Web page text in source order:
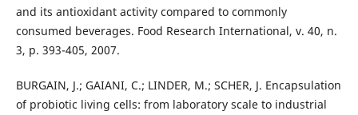
and its antioxidant activity compared to commonly
consumed beverages. Food Research International, v. 40, n.
3, p. 393-405, 2007.
BURGAIN, J.; GAIANI, C.; LINDER, M.; SCHER, J. Encapsulation
of probiotic living cells: from laboratory scale to industrial